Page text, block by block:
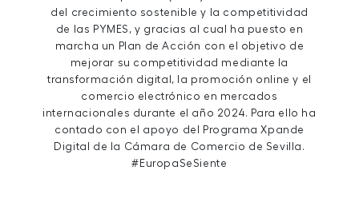
del crecimiento sostenible y la competitividad
de las PYMES, y gracias al cual ha puesto en
marcha un Plan de Acción con el objetivo de
mejorar su competitividad mediante la
transformación digital, la promoción online y el
comercio electrónico en mercados
internacionales durante el año 2024. Para ello ha
contado con el apoyo del Programa Xpande
Digital de la Cámara de Comercio de Sevilla.
#EuropaSeSiente